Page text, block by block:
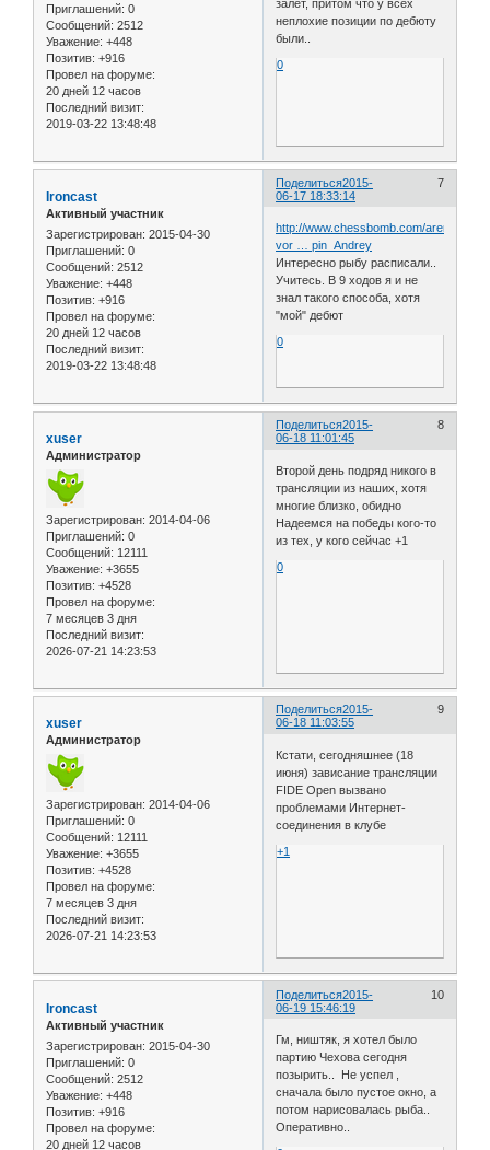
Приглашений: 0
Сообщений: 2512
Уважение: +448
Позитив: +916
Провел на форуме:
20 дней 12 часов
Последний визит:
2019-03-22 13:48:48
залёт, притом что у всех
неплохие позиции по дебюту
были..
0
Поделиться 7
2015-
06-17 18:33:14
Ironcast
Активный участник
Зарегистрирован: 2015-04-30
Приглашений: 0
Сообщений: 2512
Уважение: +448
Позитив: +916
Провел на форуме:
20 дней 12 часов
Последний визит:
2019-03-22 13:48:48
http://www.chessbomb.com/arena/2015-
vor … pin_Andrey
Интересно рыбу расписали..
Учитесь. В 9 ходов я и не
знал такого способа, хотя
"мой" дебют
0
Поделиться 8
2015-
06-18 11:01:45
xuser
Администратор
Зарегистрирован: 2014-04-06
Приглашений: 0
Сообщений: 12111
Уважение: +3655
Позитив: +4528
Провел на форуме:
7 месяцев 3 дня
Последний визит:
2026-07-21 14:23:53
Второй день подряд никого в
трансляции из наших, хотя
многие близко, обидно
Надеемся на победы кого-то
из тех, у кого сейчас +1
0
Поделиться 9
2015-
06-18 11:03:55
xuser
Администратор
Зарегистрирован: 2014-04-06
Приглашений: 0
Сообщений: 12111
Уважение: +3655
Позитив: +4528
Провел на форуме:
7 месяцев 3 дня
Последний визит:
2026-07-21 14:23:53
Кстати, сегодняшнее (18
июня) зависание трансляции
FIDE Open вызвано
проблемами Интернет-
соединения в клубе
+1
Поделиться 10
2015-
06-19 15:46:19
Ironcast
Активный участник
Зарегистрирован: 2015-04-30
Приглашений: 0
Сообщений: 2512
Уважение: +448
Позитив: +916
Провел на форуме:
20 дней 12 часов
Гм, ништяк, я хотел было
партию Чехова сегодня
позырить.. Не успел ,
сначала было пустое окно, а
потом нарисовалась рыба..
Оперативно..